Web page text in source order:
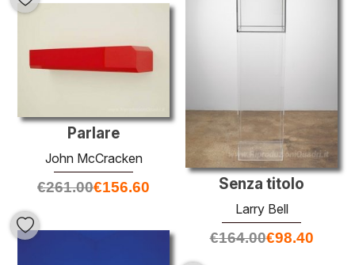
Senza titolo
Larry Bell
€164.00€98.40
Parlare
John McCracken
€261.00€156.60